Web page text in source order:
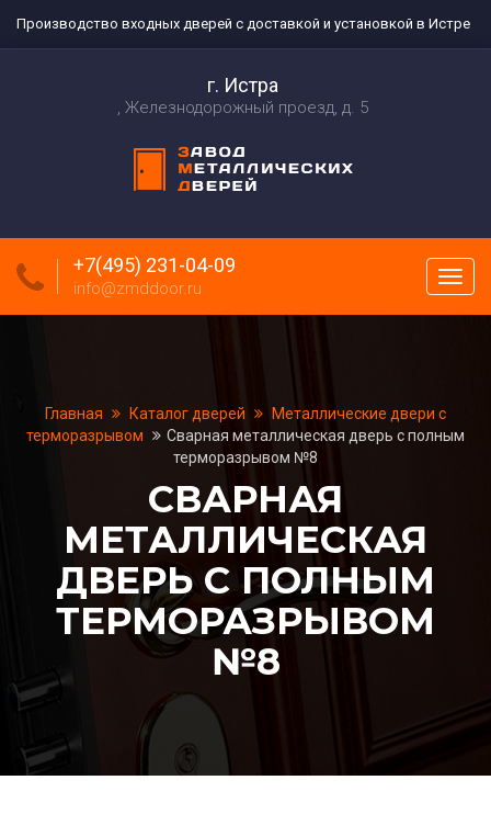
Производство входных дверей с доставкой и установкой в Истре
г. Истра
Железнодорожный проезд, д. 5
меню
+7(495) 231-04-09
info@zmddoor.ru
Главная Каталог дверей
Металлические двери с
терморазрывом
Сварная металлическая дверь с полным
терморазрывом №8
СВАРНАЯ
МЕТАЛЛИЧЕСКАЯ
ДВЕРЬ С ПОЛНЫМ
ТЕРМОРАЗРЫВОМ
№8